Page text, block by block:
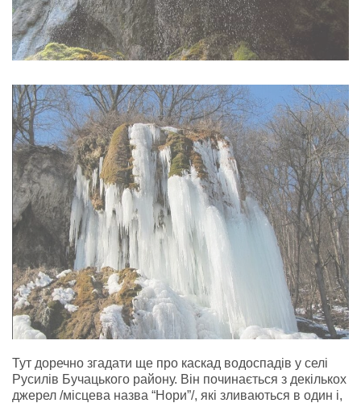
Тут доречно згадати ще про каскад водоспадів у селі
Русилів Бучацького району. Він починається з декількох
джерел /місцева назва “Нори”/, які зливаються в один і,